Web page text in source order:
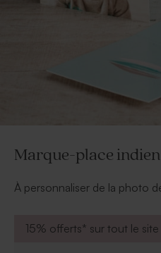
Marque-place indien
À personnaliser de la photo
de baptême.
15% offerts* sur tout le